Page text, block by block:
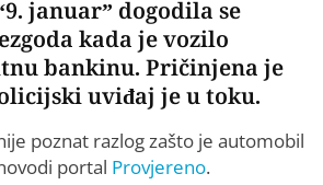
januar” dogodila se
kada je vozilo
bankinu. Pričinjena je
uviđaj je u toku.
poznat razlog zašto je automobil
portal Provjereno.